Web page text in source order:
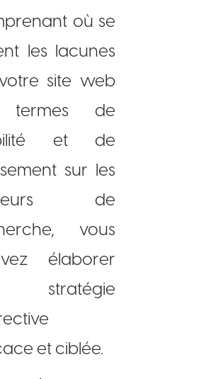
où se
les lacunes
site web
termes de
et de
sur les
de
vous
élaborer
stratégie
et ciblée.